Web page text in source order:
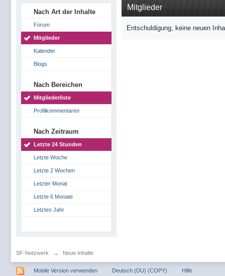
Nach Art der Inhalte
Forum
Mitglieder
Kalender
Blogs
Nach Bereichen
Mitgliederliste
Profilkommentaren
Nach Zeitraum
Letzte 24 Stunden
Letzte Woche
Letzte 2 Wochen
Letzter Monat
Letzte 6 Monate
Letztes Jahr
Mitglieder
Entschuldigung, keine neuen
SF-Netzwerk → Neue Inhalte
Mobile Version verwenden Deutsch (DU) (COPY)
Hilfe